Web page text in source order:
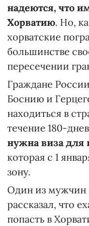
надеются, что
Хорватию. Но,
хорватские
большинстве
пересечении
Граждане
Боснию и
находиться в
течение 180-
нужна виза для
которая с 1
зону.
Один из мужчин
рассказал, что
попасть в